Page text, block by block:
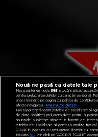
Nouă ne pasă ca datele tale
Noi și partenerii noștri585 stocăm și/sau
pentru prelucrarea datelor cu caracter personal.
orice moment, pe pagina cu politica de
afecta navigarea.
Mai multe detalii
Noi si partenerii nostri (retelele de socializare si
de date analitice) prelucram date pentru a
anunturile publicitare afisate in functie de
retelelor de socializare si pentru a analiza
GDPR in legatura cu prelucrarea datelor cu
indicataaici. Prin click pe “ACCEPT TOATE”,